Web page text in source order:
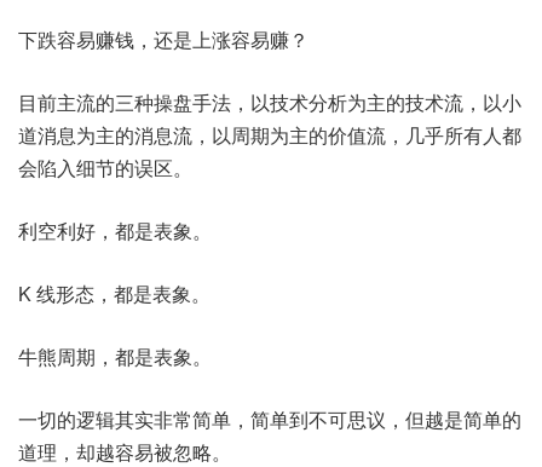
下跌容易赚钱，还是上涨容易赚？
目前主流的三种操盘手法，以技术分析为主的技术流，以小
道消息为主的消息流，以周期为主的价值流，几乎所有人都
会陷入细节的误区。
利空利好，都是表象。
K 线形态，都是表象。
牛熊周期，都是表象。
一切的逻辑其实非常简单，简单到不可思议，但越是简单的
道理，​却越容易被忽略。